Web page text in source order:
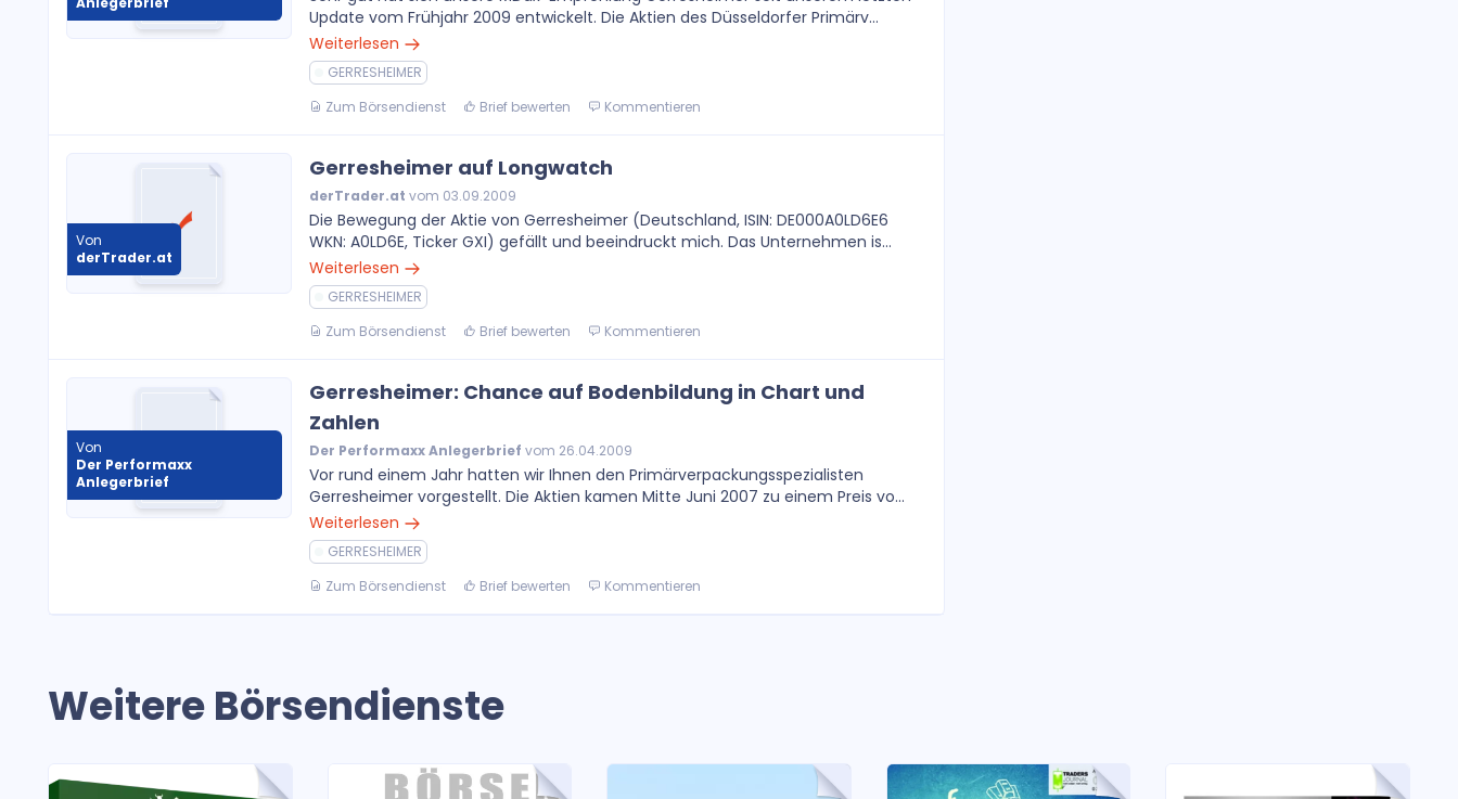
Update vom Frühjahr 2009 entwickelt. Die Aktien des Düsseldorfer Primärv...
Weiterlesen
GERRESHEIMER
Zum Börsendienst
Brief bewerten Kommentieren
Von
derTrader.at
Gerresheimer auf Longwatch
derTrader.at vom 03.09.2009
Die Bewegung der Aktie von Gerresheimer (Deutschland, ISIN: DE000A0LD6E6
WKN: A0LD6E, Ticker GXI) gefällt und beeindruckt mich. Das Unternehmen is...
Weiterlesen
GERRESHEIMER
Zum Börsendienst
Brief bewerten Kommentieren
Von
Der Performaxx
Anlegerbrief
Gerresheimer: Chance auf Bodenbildung in Chart und
Zahlen
Der Performaxx Anlegerbrief vom 26.04.2009
Vor rund einem Jahr hatten wir Ihnen den Primärverpackungsspezialisten
Gerresheimer vorgestellt. Die Aktien kamen Mitte Juni 2007 zu einem Preis vo...
Weiterlesen
GERRESHEIMER
Zum Börsendienst
Brief bewerten Kommentieren
Weitere Börsendienste